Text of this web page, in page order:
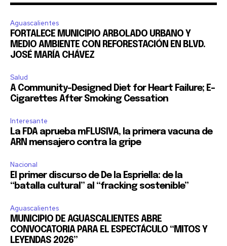
Aguascalientes
FORTALECE MUNICIPIO ARBOLADO URBANO Y
MEDIO AMBIENTE CON REFORESTACIÓN EN BLVD.
JOSÉ MARÍA CHÁVEZ
Salud
A Community-Designed Diet for Heart Failure; E-
Cigarettes After Smoking Cessation
Interesante
La FDA aprueba mFLUSIVA, la primera vacuna de
ARN mensajero contra la gripe
Nacional
El primer discurso de De la Espriella: de la
“batalla cultural” al “fracking sostenible”
Aguascalientes
MUNICIPIO DE AGUASCALIENTES ABRE
CONVOCATORIA PARA EL ESPECTÁCULO “MITOS Y
LEYENDAS 2026”